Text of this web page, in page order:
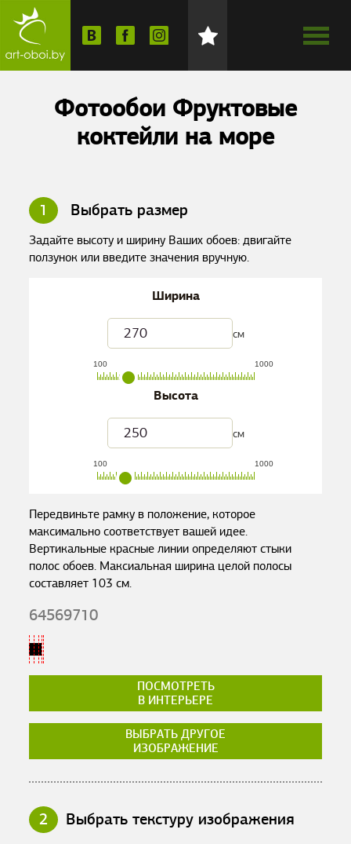
Фотообои Фруктовые
коктейли на море
1 Выбрать размер
Задайте высоту и ширину Ваших обоев: двигайте
ползунок или введите значения вручную.
Ширина
см
100 1000
Высота
см
100 1000
Передвиньте рамку в положение, которое
максимально соответствует вашей идее.
Вертикальные красные линии определяют стыки
полос обоев. Максиальная ширина целой полосы
составляет 103 см.
64569710
ПОСМОТРЕТЬ
В ИНТЕРЬЕРЕ
ВЫБРАТЬ ДРУГОЕ
ИЗОБРАЖЕНИЕ
2 Выбрать текстуру изображения